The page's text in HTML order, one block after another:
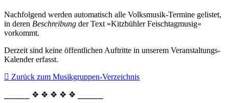
Nachfolgend werden automatisch alle Volksmusik-Termine gelistet,
in deren Beschreibung der Text »Kitzbühler Feischtagmusig«
vorkommt.
Derzeit sind keine öffentlichen Auftritte in unserem Veranstaltungs-
Kalender erfasst.
Zurück zum Musikgruppen-Verzeichnis
⎯⎯⎯⎯⎯ ❖ ❖ ❖ ❖ ❖ ⎯⎯⎯⎯⎯